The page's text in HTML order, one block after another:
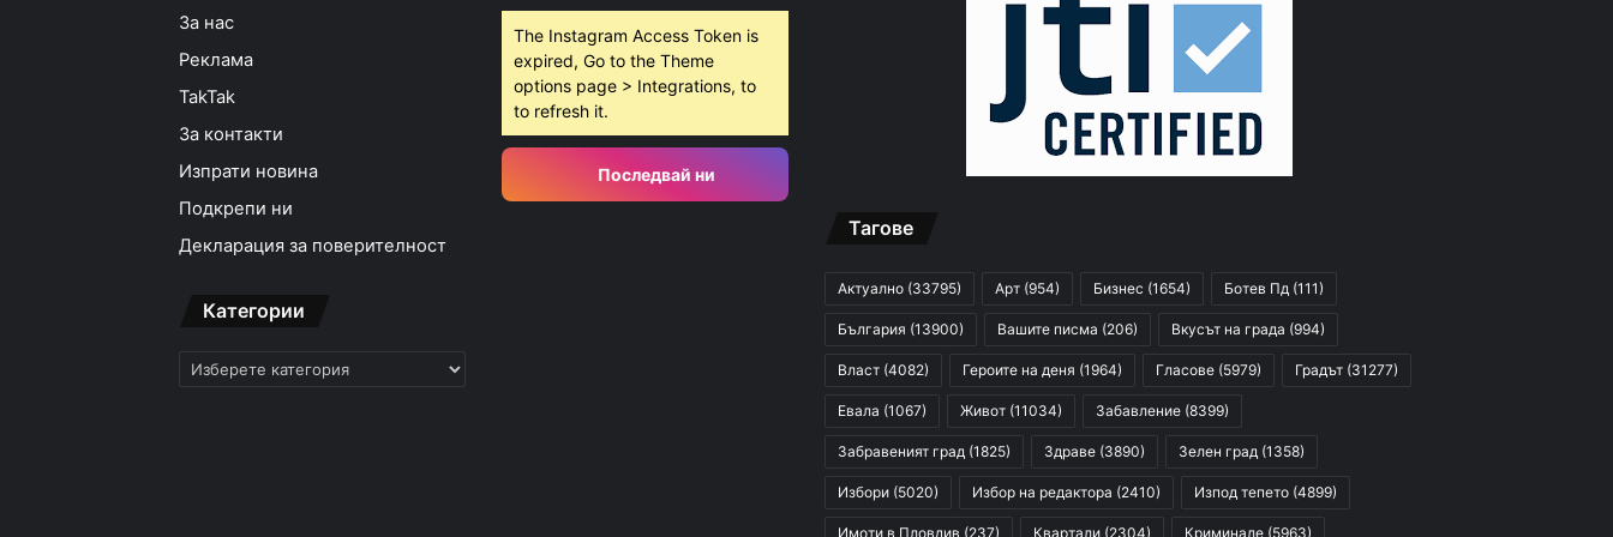
15:18ч, четвъртък, 6 август, 2026
За нас
Реклама
TakTak
За контакти
Изпрати новина
Подкрепи ни
Декларация за поверителност
Категории
Категории
The Instagram Access Token is
expired, Go to the Theme
options page > Integrations, to
to refresh it.
Последвай ни
Тагове
Актуално (33795) Арт (954) Бизнес (1654) Ботев Пд (111)
България (13900) Вашите писма (206) Вкусът на града (994)
Власт (4082) Героите на деня (1964) Гласове (5979) Градът (31277)
Евала (1067) Живот (11034) Забавление (8399)
Забравеният град (1825) Здраве (3890) Зелен град (1358)
Избори (5020) Избор на редактора (2410) Изпод тепето (4899)
Имоти в Пловдив (237) Квартали (2304) Криминале (5963)